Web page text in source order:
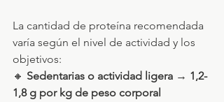
La cantidad de proteína recomendada
varía según el nivel de actividad y los
objetivos:
🔸 Sedentarias o actividad ligera → 1,2-
1,8 g por kg de peso corporal